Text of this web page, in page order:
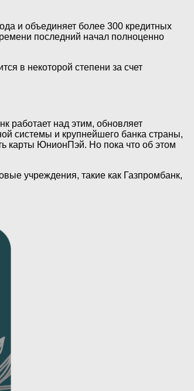
и объединяет более 300 кредитных
последний начал полноценно
в некоторой степени за счет
работает над этим, обновляет
системы и крупнейшего банка страны,
карты ЮнионПэй. Но пока что об этом
учреждения, такие как Газпромбанк,